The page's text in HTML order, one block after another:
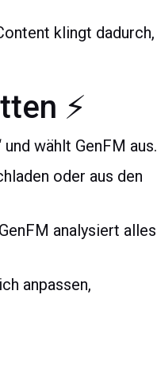
klingt dadurch,
⚡
wählt GenFM aus.
oder aus den
analysiert alles
anpassen,